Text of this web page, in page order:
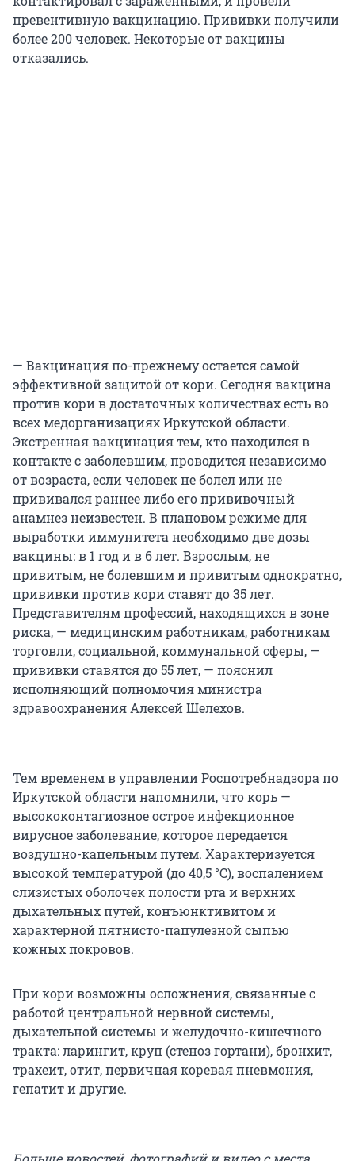
превентивную вакцинацию. Прививки получили
более 200 человек. Некоторые от вакцины
отказались.
— Вакцинация по-прежнему остается самой
эффективной защитой от кори. Сегодня вакцина
против кори в достаточных количествах есть во
всех медорганизациях Иркутской области.
Экстренная вакцинация тем, кто находился в
контакте с заболевшим, проводится независимо
от возраста, если человек не болел или не
прививался раннее либо его прививочный
анамнез неизвестен. В плановом режиме для
выработки иммунитета необходимо две дозы
вакцины: в 1 год и в 6 лет. Взрослым, не
привитым, не болевшим и привитым однократно,
прививки против кори ставят до 35 лет.
Представителям профессий, находящихся в зоне
риска, — медицинским работникам, работникам
торговли, социальной, коммунальной сферы, —
прививки ставятся до 55 лет, — пояснил
исполняющий полномочия министра
здравоохранения Алексей Шелехов.
Тем временем в управлении Роспотребнадзора по
Иркутской области напомнили, что корь —
высококонтагиозное острое инфекционное
вирусное заболевание, которое передается
воздушно-капельным путем. Характеризуется
высокой температурой (до 40,5 °C), воспалением
слизистых оболочек полости рта и верхних
дыхательных путей, конъюнктивитом и
характерной пятнисто-папулезной сыпью
кожных покровов.
При кори возможны осложнения, связанные с
работой центральной нервной системы,
дыхательной системы и желудочно-кишечного
тракта: ларингит, круп (стеноз гортани), бронхит,
трахеит, отит, первичная коревая пневмония,
гепатит и другие.